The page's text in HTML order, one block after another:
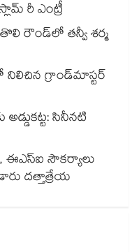
రీ ఎంట్రీ
రౌండ్‌లో తన్వీ శర్మ
గ్రాండ్‌మాస్టర్
సినీనటి
ఈఎస్ఐ సౌకర్యాలు
దత్తాత్రేయ